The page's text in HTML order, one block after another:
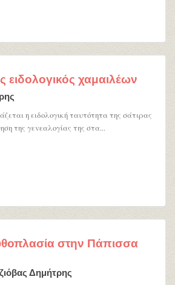
ειδολογικός χαμαιλέων
η ειδολογική ταυτότητα της σάτιρας
της γενεαλογίας της στα...
στην Πάπισσα
Δημήτρης